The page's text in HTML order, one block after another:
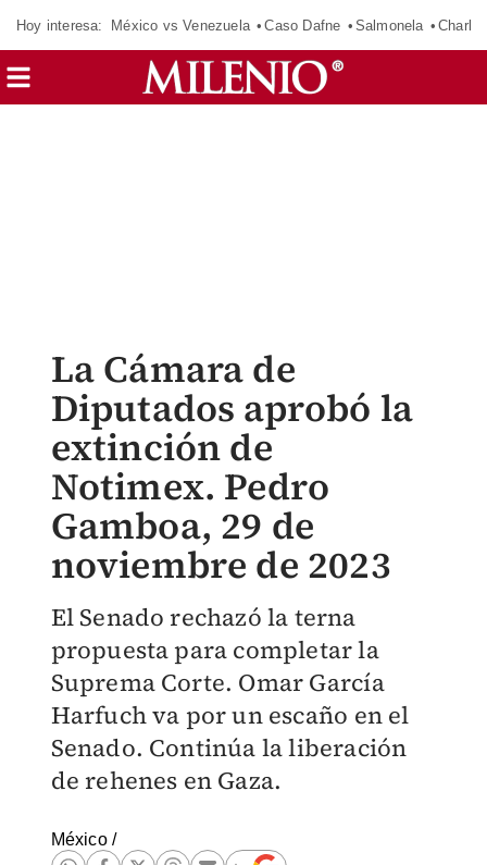
Hoy interesa: México vs Venezuela Caso Dafne Salmonela
La Cámara de
Diputados aprobó la
extinción de
Notimex. Pedro
Gamboa, 29 de
noviembre de 2023
El Senado rechazó la terna
propuesta para completar la
Suprema Corte. Omar García
Harfuch va por un escaño en el
Senado. Continúa la liberación
de rehenes en Gaza.
México/